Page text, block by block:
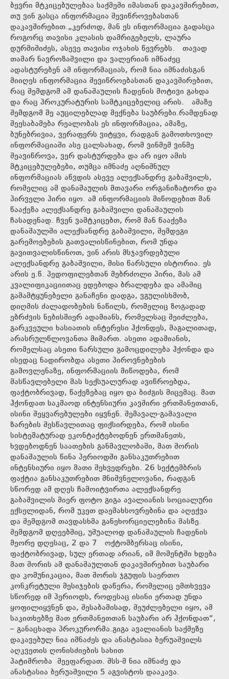
ბევრი მტკიცებულებაა საქმეში იმასთან დაკავშირებით,
თუ ვინ გასცა ინფორმაცია შევიწროვებასთან
დაკავშირებით.„კერძოდ, მან ეს ინფორმაცია გადასცა
როგორც თავისი კლასის დამრიგებელს, ლაურა
დურმიშიძეს, ასევე თავისი ოჯახის წევრებს. თავად
თამარ ნავროზაშვილი და ვალერიან იმნაძეც
ადასტურებენ ამ ინფორმაციას, რომ ნია იმნაძისგან
მიიღეს ინფორმაცია შევიწროებასთან დაკავშირებით,
რაც შემდგომ ამ დანაშაულის ჩადენის მოტივი გახდა
და რაც პროკურატურის სამტკიცებელიც არის. ამაზე
შემდგომ მე აუცილებლად მექნება საუბრები.რამდენად
შეესაბამება რეალობას ეს ინფორმაცია, ამაზე,
ბუნებრივია, ვერაფერს ვიტყვი, რადგან გამოთხოვილ
ინფორმაციაში ასე ცალსახად, რომ ვინმემ ვინმე
შეავიწროვა, ვერ დასტურდება და არ იყო ამის
მტკიცებულებები, თუმცა იმნაძე აღნიშნულ
ინფორმაციას აწვდის ასევე ალექსანდრე გაბაშვილს,
რომელიც ამ დანაშაულის მთავარი ორგანიზატორი და
პირველი პირი იყო. ამ ინფორმაციის მიწოდებით მან
წააქეზა ალექსანდრე გაბაშვილი დანაშაულის
ჩასადენად. ჩვენ ვამტკიცებთ, რომ მან წააქეზა
დანაშაულში ალექსანდრე გაბაშვილი, შემდეგი
გარემოებების გათვალისწინებით, რომ უნდა
გავითვალისწინოთ, ვინ არის მსჯავრდებული
ალექსანდრე გაბაშვილი, მისი წარსული ისტორია. ეს
არის ე.წ. პედოფილებთან მებრძოლი პირი, მას ამ
კვალიფიკაციითაც ედებოდა ბრალდება და ამაშიც
გამამტყუნებელი განაჩენი დადგა, ვგულისხმობ,
დიღმის ძალადობების ნაწილს, რომელიც ზოგადად
ებრძვის ნებისმიერ ადამიანს, რომელსაც შეიძლება,
გარკვეული ხასიათის ინტერესი ჰქონდეს, მაგალითად,
არასრულწლოვანთა მიმართ. ასეთი ადამიანის,
რომელსაც ასეთი წარსული გამოცდილება ჰქონდა და
ისედაც ნადირობდა ასეთი პიროვნებების
გამოვლენაზე, ინფორმაციის მიწოდება, რომ
მასწავლებელი მას სექსუალურად ავიწროებდა,
ფაქტობრივად, წაქეზებაც იყო და ბიძგის მიცემაც. მათ
ჰქონდათ საკმაოდ ინტენსიური კავშირი ერთმანეთთან,
ისინი შეყვარებულები იყვნენ. შემავალ-გამავალი
ზარების შესწავლითაც ფიქსირდება, რომ ისინი
სისტემატურად ეკონტაქტებოდნენ ერთმანეთს,
ხვდებოდნენ საათების განმავლობაში, მათ შორის
დანაშაულის წინა პერიოდში განსაკუთრებით
ინტენსიური იყო მათი შეხვედრები. 26 სექტემბრის
ფაქტია განსაკუთრებით მნიშვნელოვანი, რადგან
სწორედ ამ დღეს ჩამოიტვირთა ალექსანდრე
გაბაშვილის მიერ ფოტო გიგა ავალიანის სოციალური
ექსელიდან, რომ უკეთ დაემახსოვრებინა და აღექვა
და შემდგომ თავდასხმა განეხორციელებინა მასზე.
შემდგომ დღეებშიც, უშუალოდ დანაშაულის ჩადენის
მეორე დღესაც, 2 და 7 ოქტომბერსაც ისინი,
ფაქტობრივად, სულ ერთად არიან, იმ მომენტში ხდება
მათ შორის ამ დანაშაულთან დაკავშირებით საუბარი
და კომუნიკაცია, მათ შორის ჯგუფის საერთო
კონკრეტული მესიჯების დაწერა, რომელიც ემთხვევა
სწორედ იმ პერიოდს, როდესაც ისინი ერთად უნდა
ყოფილიყვნენ და, შესაბამისად, შეუძლებელი იყო, ამ
საკითხებზე მათ ერთმანეთთან საუბარი არ ჰქონდათ“,
– განაცხადა პროკურორმა.გიგა ავალიანის საქმეზე
დაკავებულ ნია იმნაძეს და ანასტასია ბერუაშვილს
აღკვეთის ღონისძიების სახით
პატიმრობა შეეფარდათ. შსს-მ ნია იმნაძე და
ანასტასია ბერუაშვილი 5 აგვისტოს დააკავა.